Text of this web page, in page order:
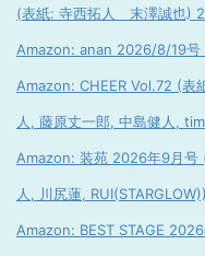
(表紙: 寺西拓人 末澤誠也)
Amazon: anan 2026/8/19
Amazon: CHEER Vol.72 (
人, 藤原丈一郎, 中島健人,
Amazon: 装苑 2026年9月号
人, 川尻蓮,
Amazon: BEST STAGE